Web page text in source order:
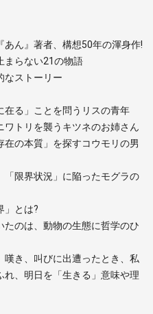
ん』著者、構想50年の渾身作!
まらない21の物語
なストーリー
在る」ことを問うリスの青年
トリを襲うキツネのお姉さん
の本質」を探すコウモリの男
「限界状況」に陥ったモグラの
」とは?
のは、動物の生態に哲学のひ
き、叫びに出遭ったとき、私
、明日を「生きる」意味や理